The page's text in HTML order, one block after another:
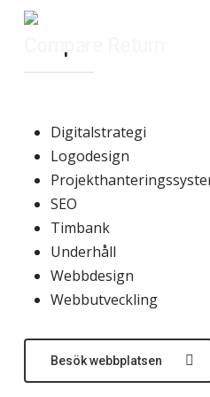
Skip
Compare Return
Digitalstrategi
Logodesign
SEO
Timbank
Underhåll
Webbdesign
Webbutveckling
Besök webbplatsen